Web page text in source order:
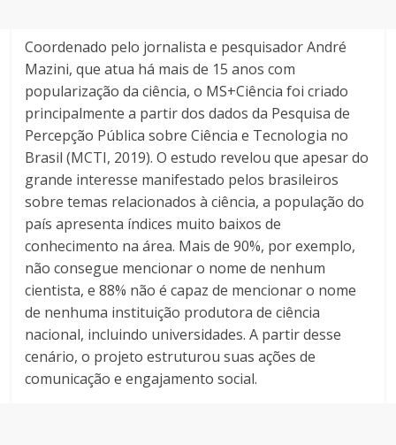
Coordenado pelo jornalista e pesquisador André
Mazini, que atua há mais de 15 anos com
popularização da ciência, o MS+Ciência foi criado
principalmente a partir dos dados da Pesquisa de
Percepção Pública sobre Ciência e Tecnologia no
Brasil (MCTI, 2019). O estudo revelou que apesar do
grande interesse manifestado pelos brasileiros
sobre temas relacionados à ciência, a população do
país apresenta índices muito baixos de
conhecimento na área. Mais de 90%, por exemplo,
não consegue mencionar o nome de nenhum
cientista, e 88% não é capaz de mencionar o nome
de nenhuma instituição produtora de ciência
nacional, incluindo universidades. A partir desse
cenário, o projeto estruturou suas ações de
comunicação e engajamento social.